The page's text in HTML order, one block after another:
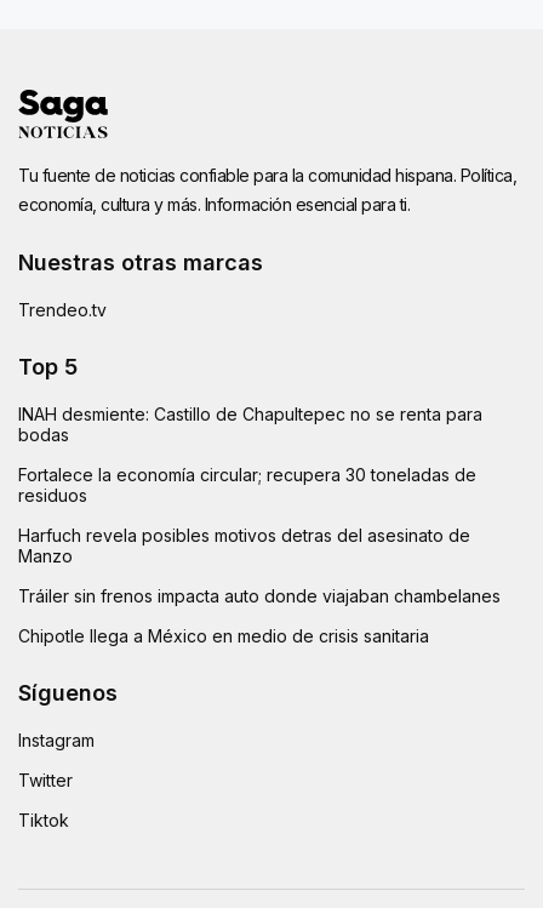
Tu fuente de noticias confiable para la comunidad hispana. Política,
economía, cultura y más. Información esencial para ti.
Nuestras otras marcas
Trendeo.tv
Top 5
INAH desmiente: Castillo de Chapultepec no se renta para
bodas
Fortalece la economía circular; recupera 30 toneladas de
residuos
Harfuch revela posibles motivos detras del asesinato de
Manzo
Tráiler sin frenos impacta auto donde viajaban chambelanes
Chipotle llega a México en medio de crisis sanitaria
Síguenos
Instagram
Twitter
Tiktok